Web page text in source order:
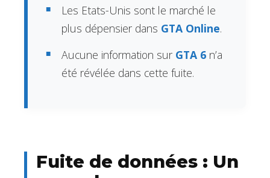
Les Etats-Unis sont le marché le
plus dépensier dans GTA Online.
Aucune information sur GTA 6 n’a
été révélée dans cette fuite.
Fuite de données : Un